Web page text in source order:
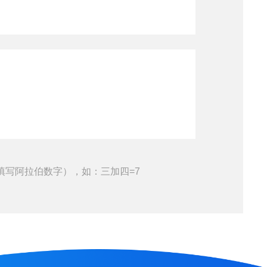
写阿拉伯数字），如：三加四=7